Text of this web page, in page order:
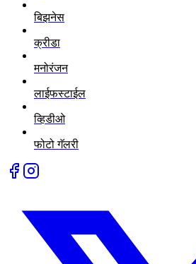
बिझनेस
क्रीडा
मनोरंजन
लाईफस्टाईल
व्हिडीओ
फोटो गॅलरी